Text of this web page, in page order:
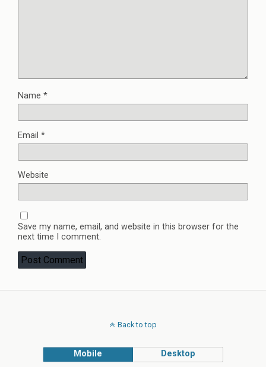
Name *
Email *
Website
Save my name, email, and website in this browser for the
next time I comment.
Back to top
Mobile Desktop